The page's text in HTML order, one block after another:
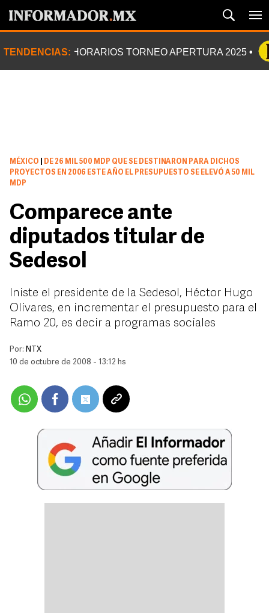
TENDENCIAS: HORARIOS TORNEO APERTURA 2025
MÉXICO
DE 26 MIL 500 MDP QUE SE DESTINARON PARA DICHOS
PROYECTOS EN 2006 ESTE AÑO EL PRESUPUESTO SE ELEVÓ A 50 MIL
MDP
Comparece ante
diputados titular de
Sedesol
Iniste el presidente de la Sedesol, Héctor Hugo
Olivares, en incrementar el presupuesto para el
Ramo 20, es decir a programas sociales
Por: NTX
10 de octubre de 2008 - 13:12 hs